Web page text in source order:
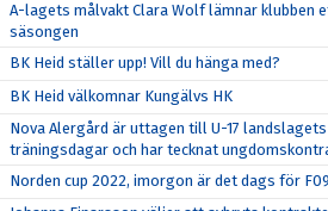
A-lagets målvakt Clara Wolf lämnar klubben
säsongen
BK Heid ställer upp! Vill du hänga med?
BK Heid välkomnar Kungälvs HK
Nova Alergård är uttagen till U-17 landslagets
träningsdagar och har tecknat
Norden cup 2022, imorgon är det dags för